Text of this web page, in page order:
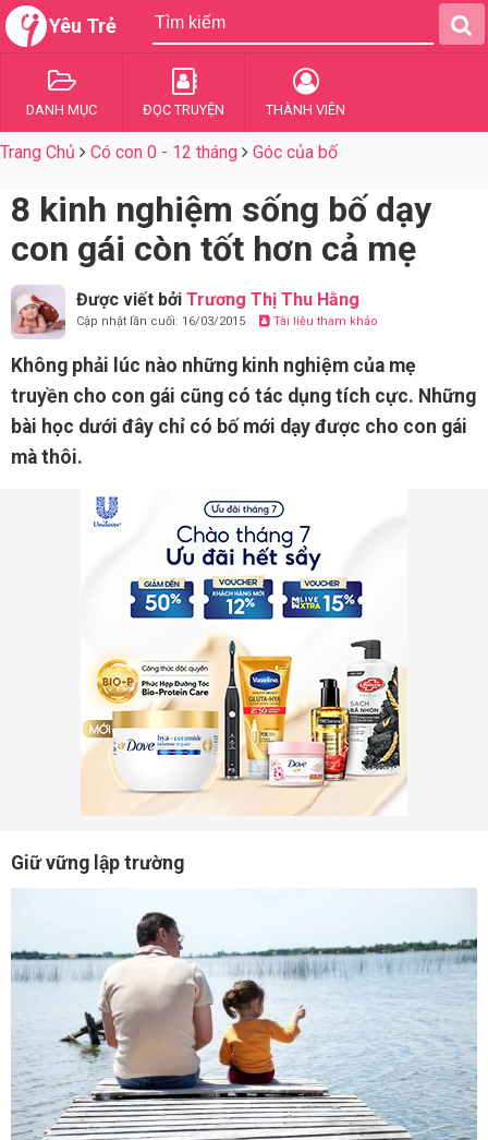
Yêu Trẻ
DANH MỤC ĐỌC TRUYỆN THÀNH VIÊN
Trang Chủ Có con 0 - 12 tháng Góc của bố
8 kinh nghiệm sống bố dạy
con gái còn tốt hơn cả mẹ
Được viết bởi Trương Thị Thu Hằng
Cập nhật lần cuối: 16/03/2015 Tài liệu tham khảo
Không phải lúc nào những kinh nghiệm của mẹ
truyền cho con gái cũng có tác dụng tích cực. Những
bài học dưới đây chỉ có bố mới dạy được cho con gái
mà thôi.
Giữ vững lập trường